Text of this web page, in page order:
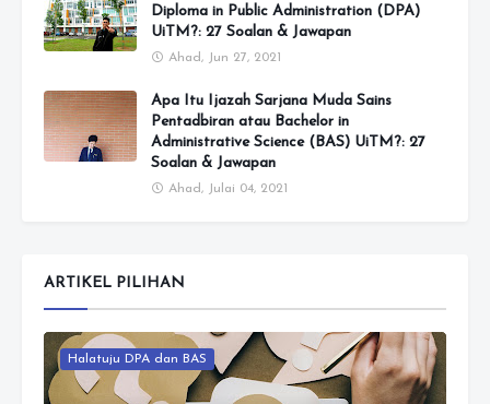
Diploma in Public Administration (DPA)
UiTM?: 27 Soalan & Jawapan
Ahad, Jun 27, 2021
Apa Itu Ijazah Sarjana Muda Sains
Pentadbiran atau Bachelor in
Administrative Science (BAS) UiTM?: 27
Soalan & Jawapan
Ahad, Julai 04, 2021
ARTIKEL PILIHAN
Halatuju DPA dan BAS